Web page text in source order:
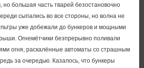
но большая часть тварей безостановочно
сыпались во все стороны, но волна не
уже добежали до бункеров и мощными
Огнемётчики безпрерывно поливали
огня, раскалённые автоматы со страшным
за очередью. Казалось, что бункеры